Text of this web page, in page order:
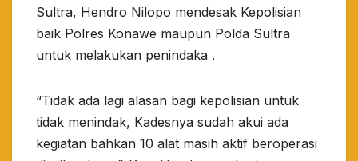
Sultra, Hendro Nilopo mendesak Kepolisian
baik Polres Konawe maupun Polda Sultra
untuk melakukan penindaka .
“Tidak ada lagi alasan bagi kepolisian untuk
tidak menindak, Kadesnya sudah akui ada
kegiatan bahkan 10 alat masih aktif beroperasi